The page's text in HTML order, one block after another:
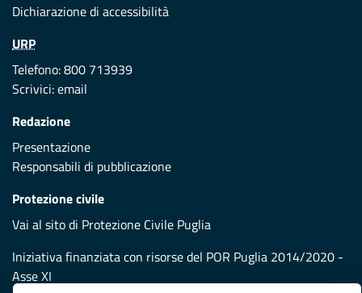
Dichiarazione di accessibilità
URP
Telefono: 800 713939
Scrivici:email
Redazione
Presentazione
Responsabili di pubblicazione
Protezione civile
Vai al sito di Protezione Civile Puglia
Iniziativa finanziata con risorse del POR Puglia 2014/2020 -
Asse XI